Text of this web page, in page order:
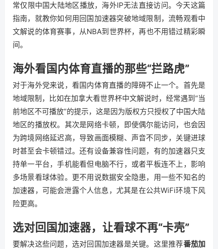
常仅限中国大陆地区播放，海外IP无法直接访问。今天这篇
指南，就教你如何用回国加速器突破地域限制，流畅观看中
文解说的体育赛事，从NBA到世界杯，再也不用错过精彩瞬
间。
海外看国内体育直播的那些“拦路虎”
对于海外党来说，看国内体育直播的障碍不止一个。首先是
地域限制，比如在加拿大看世界杯中文解说时，经常遇到“当
前地区不可播放”的提示，这是因为版权方只授权了中国大陆
地区的播放权。其次是网络卡顿，即使偶尔能访问，也会因
为跨境网络延迟高，导致画面模糊、声音不同步，关键进球
时甚至会卡顿错过。还有设备兼容性问题，有的加速器只支
持单一平台，手机能看但电脑不行，或者平板连不上，影响
多场景看球体验。更不用说数据安全隐患，用一些不知名的
加速器，可能会泄露个人信息，尤其是在公共WiFi环境下风
险更高。
选对回国加速器，让看球不再“卡壳”
要解决这些问题，选对回国加速器是关键。这里推荐番茄加